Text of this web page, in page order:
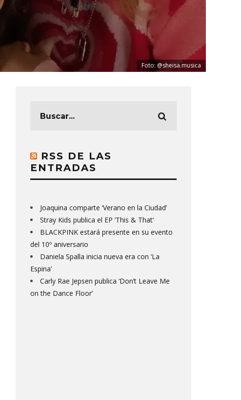
Foto: @sheisa.musica
RSS DE LAS
ENTRADAS
Joaquina comparte ‘Verano en la Ciudad’
Stray Kids publica el EP ‘This & That’
BLACKPINK estará presente en su evento
del 10º aniversario
Daniela Spalla inicia nueva era con ‘La
Espina’
Carly Rae Jepsen publica ‘Don’t Leave Me
on the Dance Floor’